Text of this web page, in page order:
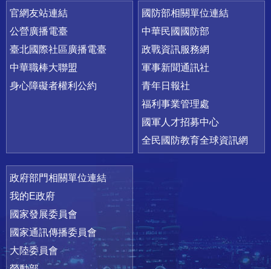
官網友站連結
公營廣播電臺
臺北國際社區廣播電臺
中華職棒大聯盟
身心障礙者權利公約
國防部相關單位連結
中華民國國防部
政戰資訊服務網
軍事新聞通訊社
青年日報社
福利事業管理處
國軍人才招募中心
全民國防教育全球資訊網
政府部門相關單位連結
我的E政府
國家發展委員會
國家通訊傳播委員會
大陸委員會